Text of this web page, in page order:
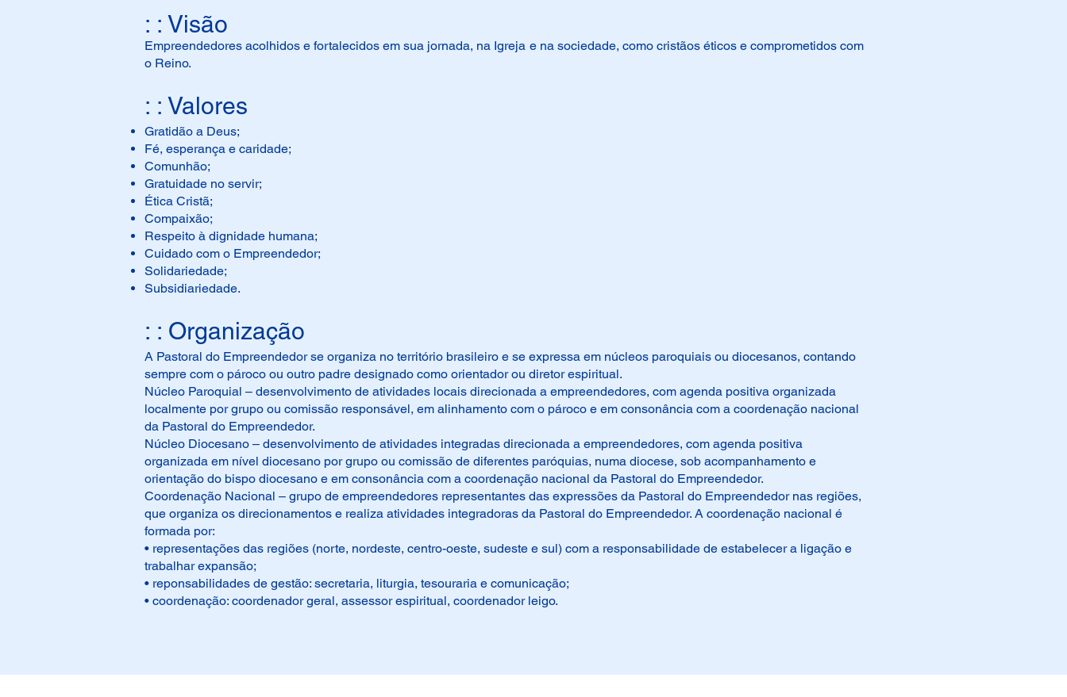
: : Visão
Empreendedores acolhidos e fortalecidos em sua jornada, na Igreja e na sociedade, como cristãos éticos e comprometidos com
o Reino.
: : Valores
Gratidão a Deus;
Fé, esperança e caridade;
Comunhão;
Gratuidade no servir;
Ética Cristã;
Compaixão;
Respeito à dignidade humana;
Cuidado com o Empreendedor;
Solidariedade;
Subsidiariedade.
: : Organização
A Pastoral do Empreendedor se organiza no território brasileiro e se expressa em núcleos paroquiais ou diocesanos, contando
sempre com o pároco ou outro padre designado como orientador ou diretor espiritual.
Núcleo Paroquial – desenvolvimento de atividades locais direcionada a empreendedores, com agenda positiva organizada
localmente por grupo ou comissão responsável, em alinhamento com o pároco e em consonância com a coordenação nacional
da Pastoral do Empreendedor.
Núcleo Diocesano – desenvolvimento de atividades integradas direcionada a empreendedores, com agenda positiva
organizada em nível diocesano por grupo ou comissão de diferentes paróquias, numa diocese, sob acompanhamento e
orientação do bispo diocesano e em consonância com a coordenação nacional da Pastoral do Empreendedor.
Coordenação Nacional – grupo de empreendedores representantes das expressões da Pastoral do Empreendedor nas regiões,
que organiza os direcionamentos e realiza atividades integradoras da Pastoral do Empreendedor. A coordenação nacional é
formada por:
• representações das regiões (norte, nordeste, centro-oeste, sudeste e sul) com a responsabilidade de estabelecer a ligação e
trabalhar expansão;
• reponsabilidades de gestão: secretaria, liturgia, tesouraria e comunicação;
• coordenação: coordenador geral, assessor espiritual, coordenador leigo.